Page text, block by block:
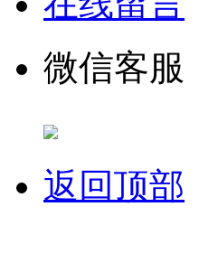
微信客服
返回顶部